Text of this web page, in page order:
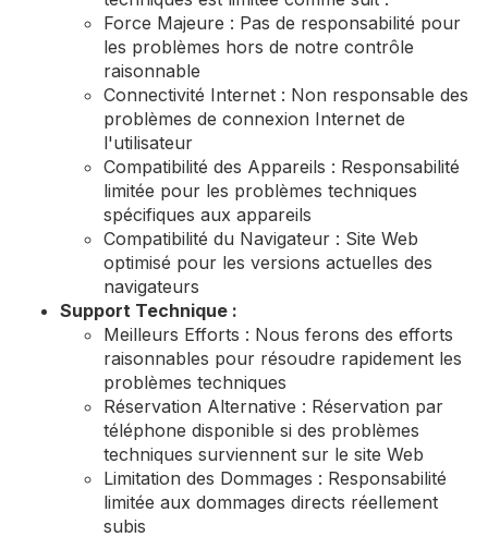
Force Majeure : Pas de responsabilité pour
les problèmes hors de notre contrôle
raisonnable
Connectivité Internet : Non responsable des
problèmes de connexion Internet de
l'utilisateur
Compatibilité des Appareils : Responsabilité
limitée pour les problèmes techniques
spécifiques aux appareils
Compatibilité du Navigateur : Site Web
optimisé pour les versions actuelles des
navigateurs
Support Technique :
Meilleurs Efforts : Nous ferons des efforts
raisonnables pour résoudre rapidement les
problèmes techniques
Réservation Alternative : Réservation par
téléphone disponible si des problèmes
techniques surviennent sur le site Web
Limitation des Dommages : Responsabilité
limitée aux dommages directs réellement
subis